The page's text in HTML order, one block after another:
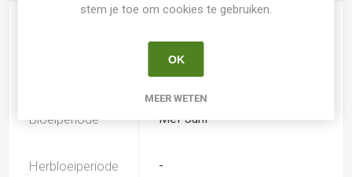
Bloeiperiode Mei-Juni
Herbloeiperiode -
stem je toe om cookies te gebruiken.
OK
MEER WETEN